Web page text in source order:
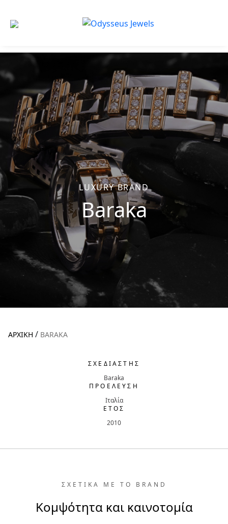
Odysseus
LUXURY BRAND
Baraka
ΑΡΧΙΚΉ / BARAKA
ΣΧΕΔΙΑΣΤΗΣ
Baraka
ΠΡΟΕΛΕΥΣΗ
Ιταλία
ΕΤΟΣ
2010
ΣΧΕΤΙΚΑ ΜΕ ΤΟ BRAND
Κομψότητα και καινοτομία